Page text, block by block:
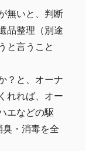
無いと、判断
品整理（別途
と言うこと
？と、オーナ
れれば、オー
エなどの駆
・消毒を全